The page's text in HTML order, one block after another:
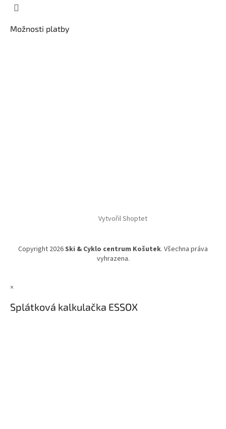
Možnosti platby
Vytvořil Shoptet
Copyright 2026Ski & Cyklo centrum Košutek. Všechna práva
vyhrazena.
×
Splátková kalkulačka ESSOX